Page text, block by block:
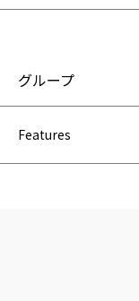
グループ
Features